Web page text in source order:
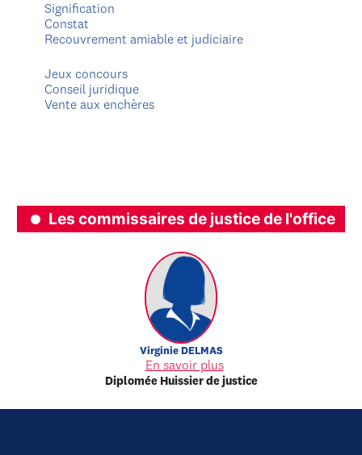
Signification
Constat
Recouvrement amiable et judiciaire
Jeux concours
Conseil juridique
Vente aux enchères
Les commissaires de justice de l'office
Virginie DELMAS
En savoir plus
Diplomée Huissier de justice